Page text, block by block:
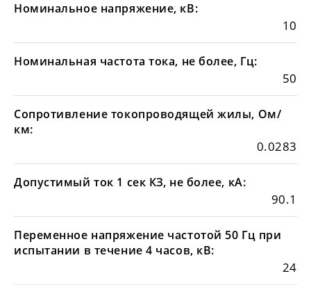
Номинальное напряжение, кВ:
10
Номинальная частота тока, не более, Гц:
50
Сопротивление токопроводящей жилы, Ом/
км:
0.0283
Допустимый ток 1 сек КЗ, не более, кА:
90.1
Переменное напряжение частотой 50 Гц при
испытании в течение 4 часов, кВ:
24